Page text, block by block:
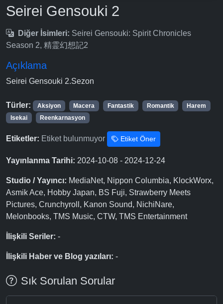
Seirei Gensouki 2
Diğer İsimleri: Seirei Gensouki: Spirit Chronicles
Season 2, 精霊幻想記2
Açıklama
Seirei Gensouki 2.Sezon
Türler: Aksiyon Macera Fantastik Romantik
Harem
Isekai
Reenkarnasyon
Etiketler: Etiket bulunmuyor Etiket Öner
Yayınlanma Tarihi: 2024-10-08 - 2024-12-24
Studio / Yayıncı: MediaNet, Nippon Columbia, KlockWorx,
Asmik Ace, Hobby Japan, BS Fuji, Strawberry Meets
Pictures, Crunchyroll, Kanon Sound, NichiNare,
Melonbooks, TMS Music, CTW, TMS Entertainment
İlişkili Seriler: -
İlişkili Haber ve Blog yazıları: -
Sık Sorulan Sorular